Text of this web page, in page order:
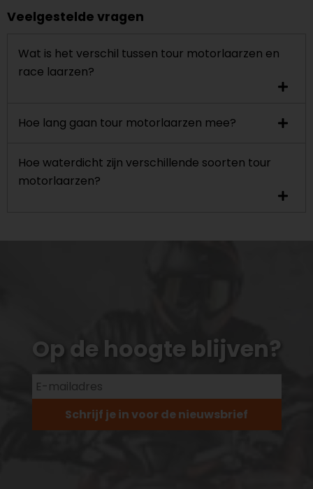
Veelgestelde vragen
Wat is het verschil tussen tour motorlaarzen en
race laarzen?
Hoe lang gaan tour motorlaarzen mee?
Hoe waterdicht zijn verschillende soorten tour
motorlaarzen?
Op de hoogte blijven?
Schrijf je in voor de nieuwsbrief